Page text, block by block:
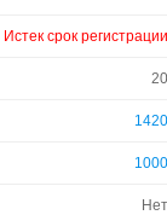
Истек срок регистрации
20
1420
1000
Нет